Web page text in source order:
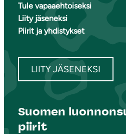
Tule vapaaehtoiseksi
Liity jäseneksi
Piirit ja yhdistykset
LIITY JÄSENEKSI
Suomen
piirit